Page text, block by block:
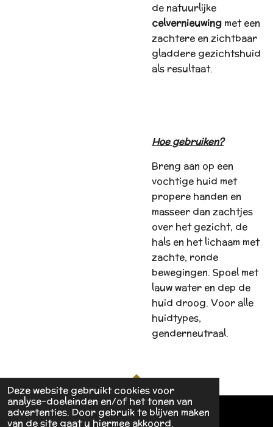
Deze website gebruikt cookies voor
analyse-doeleinden en/of het tonen van
advertenties. Door gebruik te blijven maken
van de site gaat u hiermee akkoord.
de natuurlijke
celvernieuwing met een
zachtere en zichtbaar
gladdere gezichtshuid
als resultaat.
Hoe gebruiken?
Breng aan op een
vochtige huid met
propere handen en
masseer dan zachtjes
over het gezicht, de
hals en het lichaam met
zachte, ronde
bewegingen. Spoel met
lauw water en dep de
huid droog. Voor alle
huidtypes,
genderneutraal.
TOP